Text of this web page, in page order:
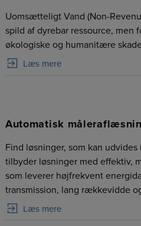
Uomsætteligt Vand (Non-
spild af dyrebar ressource, men
økologiske og humanitære
Læs mere
Automatisk
Find løsninger, som kan
tilbyder løsninger med effektiv,
som leverer højfrekvent
transmission, lang rækkevidde
Læs mere